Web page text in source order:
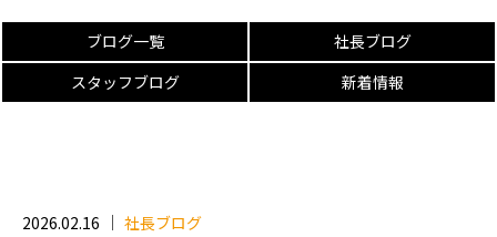
ブログ一覧
社長ブログ
スタッフブログ
新着情報
2026.02.16 社長ブログ